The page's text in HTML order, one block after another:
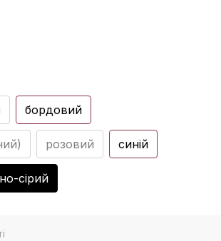
бордовий
розовий синій
сірий